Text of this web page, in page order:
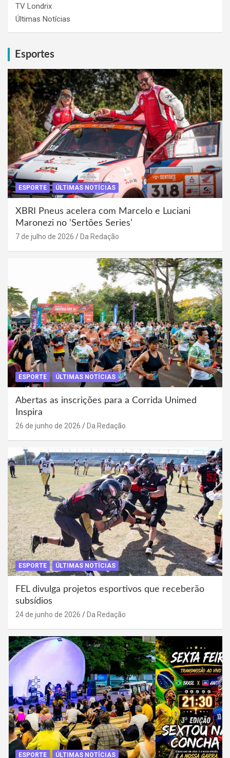
TV Londrix
Últimas Notícias
Esportes
ESPORTE ÚLTIMAS NOTÍCIAS
XBRI Pneus acelera com Marcelo e Luciani
Maronezi no ‘Sertões Series’
7 de julho de 2026 Da Redação
ESPORTE ÚLTIMAS NOTÍCIAS
Abertas as inscrições para a Corrida Unimed
Inspira
26 de junho de 2026 Da Redação
ESPORTE ÚLTIMAS NOTÍCIAS
FEL divulga projetos esportivos que receberão
subsídios
24 de junho de 2026 Da Redação
ESPORTE ÚLTIMAS NOTÍCIAS